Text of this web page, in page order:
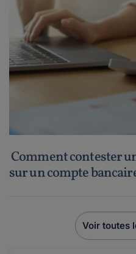
Comment contester
sur un compte
Voir toutes